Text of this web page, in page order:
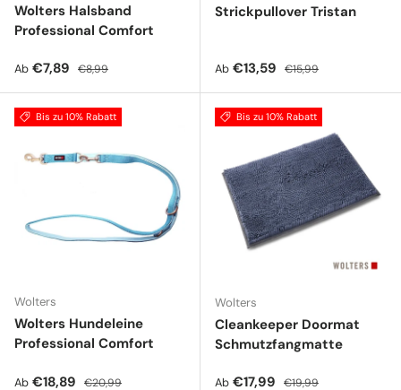
Wolters Halsband
Professional Comfort
Verkaufspreis
Ab €7,89 Normaler Preis
€8,99
Strickpullover Tristan
Verkaufspreis
Ab €13,59 Normaler Preis
€15,99
Bis zu 10% Rabatt
Wolters
Wolters Hundeleine
Professional Comfort
Verkaufspreis
Ab €18,89 Normaler Preis
€20,99
Bis zu 10% Rabatt
Wolters
Cleankeeper Doormat
Schmutzfangmatte
Verkaufspreis
Ab €17,99 Normaler Preis
€19,99